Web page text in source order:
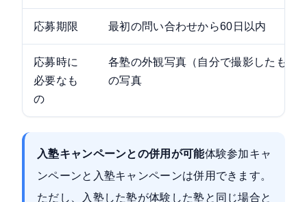
応募期限 最初の問い合わせから60日以内
応募時に
必要なも
の
各塾の外観写真（自分で撮影したもの
の写真
入塾キャンペーンとの併用が可能体験参加キャ
ンペーンと入塾キャンペーンは併用できます。
ただし、入塾した塾が体験した塾と同じ場合と